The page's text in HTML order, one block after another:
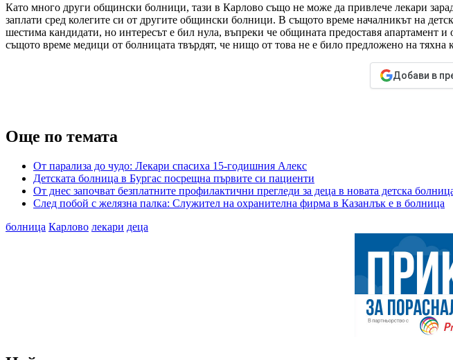
Като много други общински болници, тази в Карлово също не може да привлече лекари
заплати сред колегите си от другите общински болници. В същото време началникът на
шестима кандидати, но интересът е бил нула, въпреки че общината предоставя апартамент
същото време медици от болницата твърдят, че нищо от това не е било предложено на тяхна
Добави в
Още по темата
От парализа до чудо: Лекари спасиха 15-годишния Алекс
Детската болница в Бургас посрещна първите си пациенти
От днес започват безплатните профилактични прегледи за деца в новата детска
След побой с желязна палка: Служител на охранителна фирма в Казанлък е в болница
болница Карлово лекари деца